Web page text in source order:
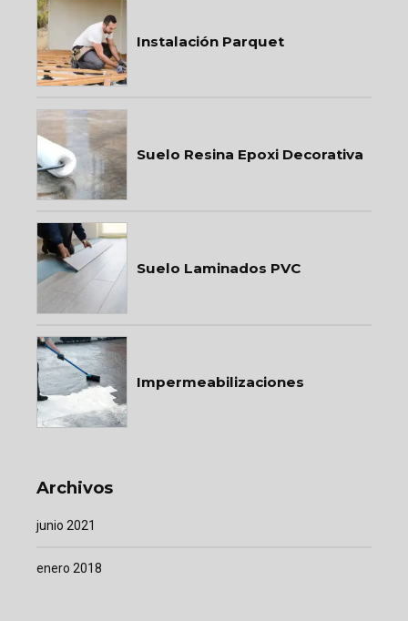
Instalación Parquet
Suelo Resina Epoxi Decorativa
Suelo Laminados PVC
Impermeabilizaciones
Archivos
junio 2021
enero 2018